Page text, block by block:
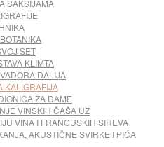
SAKSIJAMA
SET
KLIMTA
DALIJA
KALIGRAFIJA
ZA DAME
VINSKIH ČAŠA UZ
VINA I FRANCUSKIH SIREVA
AKUSTIČNE SVIRKE I PIĆA